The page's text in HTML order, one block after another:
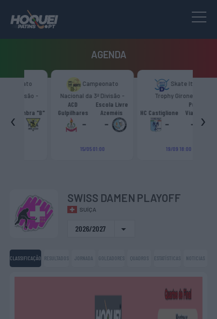
AGENDA
Campeonato
Nacional da 3ª Divisão -
Zona Norte “B”
Gulpilhares
Escola Livre
Azeméis
Skate Italia
Trophy Girone “D”
HC Castiglione
Viareggio
-
‹ ›
SWISS DAMEN PLAYOFF
SUÍÇA
2026/2027
CLASSIFICAÇÃO RESULTADOS JORNADA GOLEADORES QUADROS ESTATÍSTICAS NOTICIAS